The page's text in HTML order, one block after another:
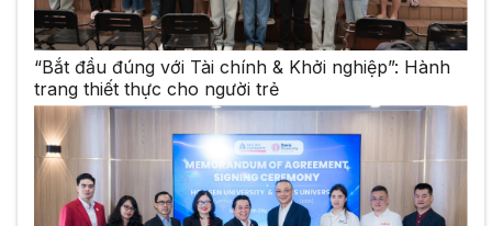
“Bắt đầu đúng với Tài chính & Khởi nghiệp”: Hành
trang thiết thực cho người trẻ